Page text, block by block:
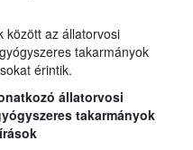
között az állatorvosi
takarmányok
érintik.
állatorvosi
takarmányok